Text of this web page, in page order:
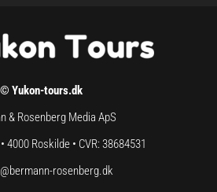
© Yukon-tours.dk
& Rosenberg Media ApS
4000 Roskilde • CVR: 38684531
rosenberg.dk